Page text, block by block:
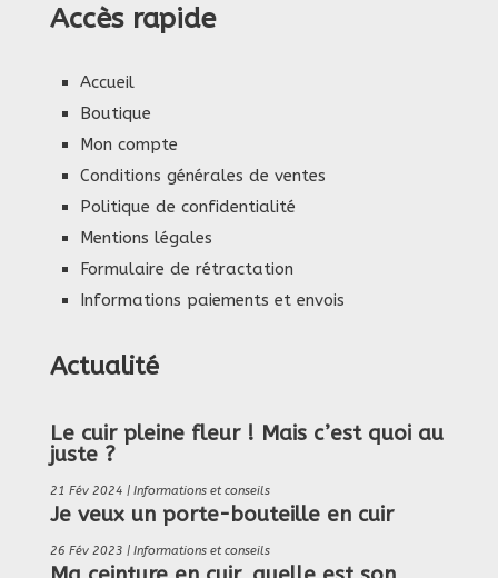
Accès rapide
Accueil
Boutique
Mon compte
Conditions générales de ventes
Politique de confidentialité
Mentions légales
Formulaire de rétractation
Informations paiements et envois
Actualité
Le cuir pleine fleur ! Mais c’est quoi au
juste ?
21 Fév 2024 | Informations et conseils
Je veux un porte-bouteille en cuir
26 Fév 2023 | Informations et conseils